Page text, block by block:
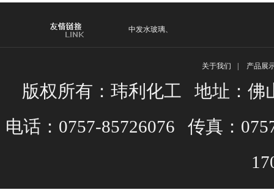
中发水玻璃、
关于我们 产品展
版权所有：玮利化工 地址：佛
电话：0757-85726076 传真：